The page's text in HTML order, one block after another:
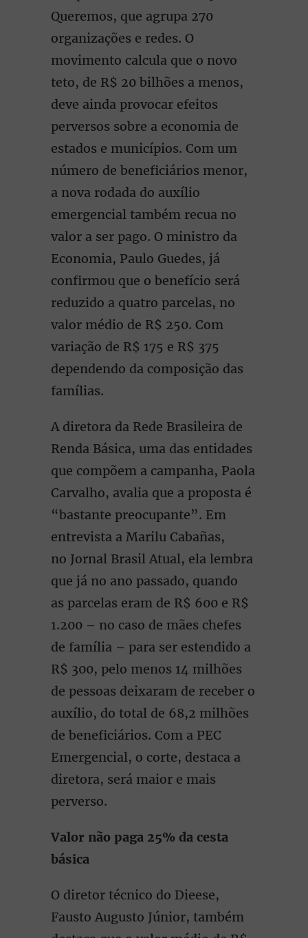
Queremos, que agrupa 270
organizações e redes. O
movimento calcula que o novo
teto, de R$ 20 bilhões a menos,
deve ainda provocar efeitos
perversos sobre a economia de
estados e municípios. Com um
número de beneficiários menor,
a nova rodada do auxílio
emergencial também recua no
valor a ser pago. O ministro da
Economia, Paulo Guedes, já
confirmou que o benefício será
reduzido a quatro parcelas, no
valor médio de R$ 250. Com
variação de R$ 175 e R$ 375
dependendo da composição das
famílias.
A diretora da Rede Brasileira de
Renda Básica, uma das entidades
que compõem a campanha, Paola
Carvalho, avalia que a proposta é
“bastante preocupante”. Em
entrevista a Marilu Cabañas,
no Jornal Brasil Atual, ela lembra
que já no ano passado, quando
as parcelas eram de R$ 600 e R$
1.200 – no caso de mães chefes
de família – para ser estendido a
R$ 300, pelo menos 14 milhões
de pessoas deixaram de receber o
auxílio, do total de 68,2 milhões
de beneficiários. Com a PEC
Emergencial, o corte, destaca a
diretora, será maior e mais
perverso.
Valor não paga 25% da cesta
básica
O diretor técnico do Dieese,
Fausto Augusto Júnior, também